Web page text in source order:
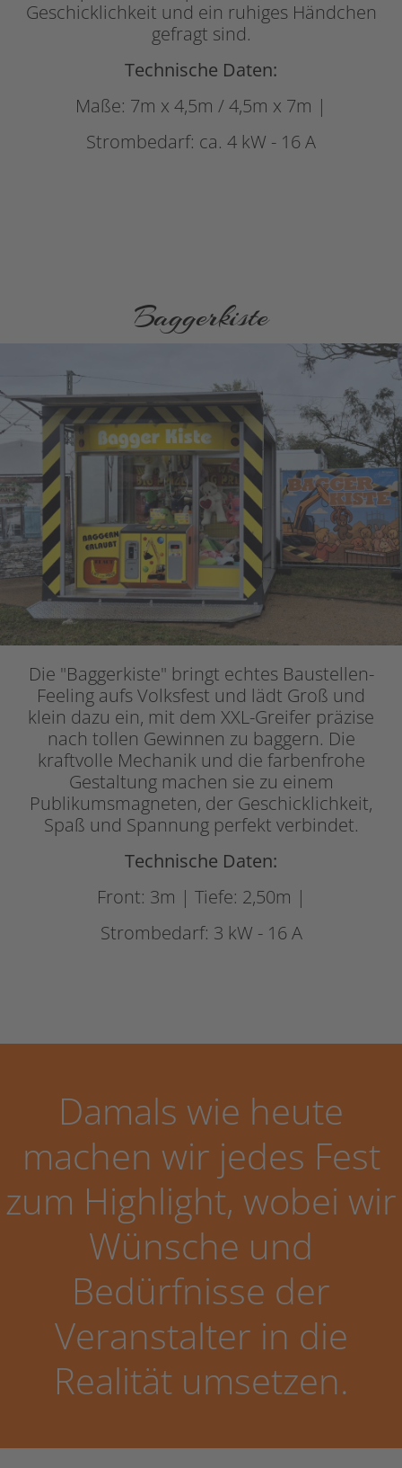
Geschicklichkeit und ein ruhiges Händchen
gefragt sind.
Technische Daten:
Maße: 7m x 4,5m / 4,5m x 7m |
Strombedarf: ca. 4 kW - 16 A
Baggerkiste
Die "Baggerkiste" bringt echtes Baustellen-
Feeling aufs Volksfest und lädt Groß und
klein dazu ein, mit dem XXL-Greifer präzise
nach tollen Gewinnen zu baggern. Die
kraftvolle Mechanik und die farbenfrohe
Gestaltung machen sie zu einem
Publikumsmagneten, der Geschicklichkeit,
Spaß und Spannung perfekt verbindet.
Technische Daten:
Front: 3m | Tiefe: 2,50m |
Strombedarf: 3 kW - 16 A
Damals wie heute
machen wir jedes Fest
zum Highlight, wobei wir
Wünsche und
Bedürfnisse der
Veranstalter in die
Realität umsetzen.